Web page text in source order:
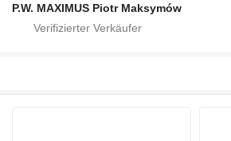
P.W. MAXIMUS Piotr Maksymów